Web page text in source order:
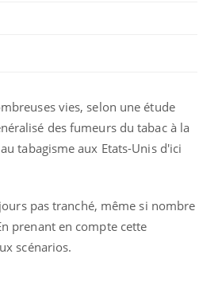
vies, selon une étude
des fumeurs du tabac à la
tabagisme aux Etats-Unis d'ici
pas tranché, même si nombre
prenant en compte cette
scénarios.